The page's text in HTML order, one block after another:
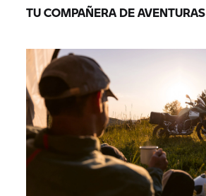
TU COMPAÑERA DE AVENTURAS